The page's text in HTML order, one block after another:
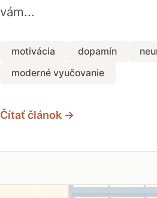
vám...
motivácia dopamín
moderné vyučovanie
Čítať článok →